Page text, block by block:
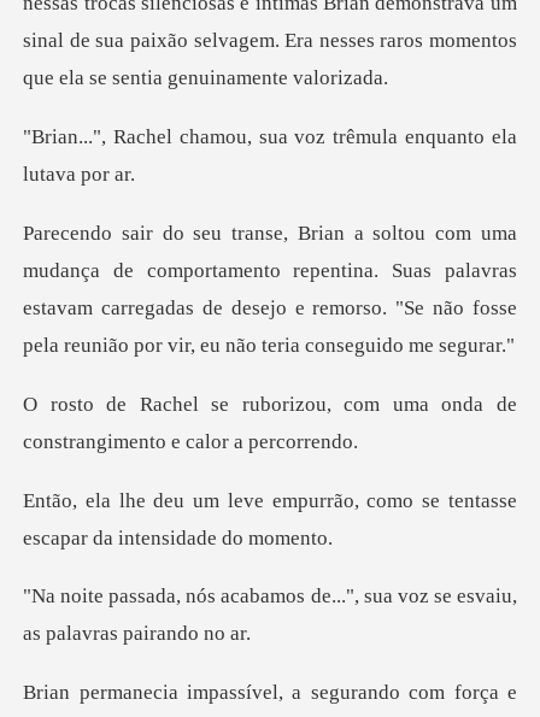
sinal de sua paixão selvagem
ou, sua voz trêmula enq
amento repentina. Suas palavras
estavam carregadas de desejo e remorso.
u, com uma onda de
constrangi
purrão, como se tentasse
esca
os de...", sua voz se esvaiu,
força e